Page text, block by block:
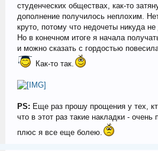
студенческих обществах, как-то
дополнение получилось неплохим.
круто, потому что недочеты никуда не
Но в конечном итоге я начала
и можно сказать с гордостью
Как-то так.
PS: Еще раз прошу прощения у тех,
что в этот раз такие накладки - очень
плюс я все еще болею.